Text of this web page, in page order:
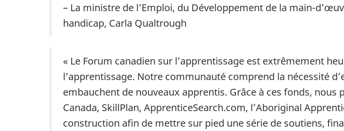
– La ministre de l’Emploi, du Développement de la main-
handicap, Carla Qualtrough
« Le Forum canadien sur l’apprentissage est extrêmement
l’apprentissage. Notre communauté comprend la nécessité
embauchent de nouveaux apprentis. Grâce à ces fonds,
Canada, SkillPlan, ApprenticeSearch.com, l’Aboriginal
construction afin de mettre sur pied une série de soutiens,